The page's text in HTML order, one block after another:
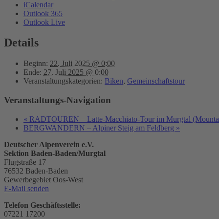
iCalendar
Outlook 365
Outlook Live
Details
Beginn: 22. Juli 2025 @ 0:00
Ende: 27. Juli 2025 @ 0:00
Veranstaltungskategorien: Biken, Gemeinschaftstour
Veranstaltungs-Navigation
« RADTOUREN – Latte-Macchiato-Tour im Murgtal
BERGWANDERN – Alpiner Steig am Feldberg »
Deutscher Alpenverein e.V.
Sektion Baden-Baden/Murgtal
Flugstraße 17
76532 Baden-Baden
Gewerbegebiet Oos-West
E-Mail senden
Telefon Geschäftsstelle:
07221 17200